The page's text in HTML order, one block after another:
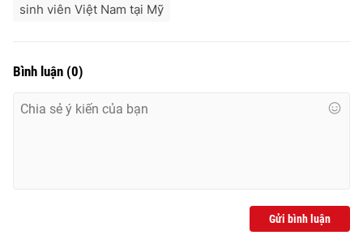
sinh viên Việt Nam tại Mỹ
Bình luận (0)
Gửi bình luận